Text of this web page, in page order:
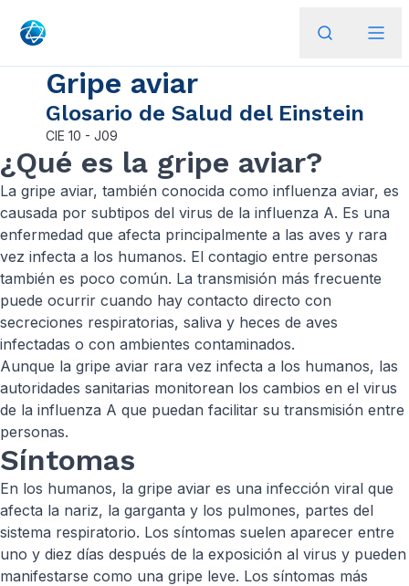
Gripe aviar
Glosario de Salud del Einstein
CIE 10 - J09
¿Qué es la gripe aviar?
La gripe aviar, también conocida como influenza aviar, es
causada por subtipos del virus de la influenza A. Es una
enfermedad que afecta principalmente a las aves y rara
vez infecta a los humanos. El contagio entre personas
también es poco común. La transmisión más frecuente
puede ocurrir cuando hay contacto directo con
secreciones respiratorias, saliva y heces de aves
infectadas o con ambientes contaminados.
Aunque la gripe aviar rara vez infecta a los humanos, las
autoridades sanitarias monitorean los cambios en el virus
de la influenza A que puedan facilitar su transmisión entre
personas.
Síntomas
En los humanos, la gripe aviar es una infección viral que
afecta la nariz, la garganta y los pulmones, partes del
sistema respiratorio. Los síntomas suelen aparecer entre
uno y diez días después de la exposición al virus y pueden
manifestarse como una gripe leve. Los síntomas más